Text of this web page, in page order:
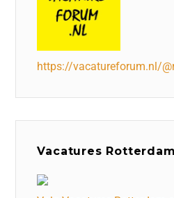
https://vacatureforum.nl/
Vacatures